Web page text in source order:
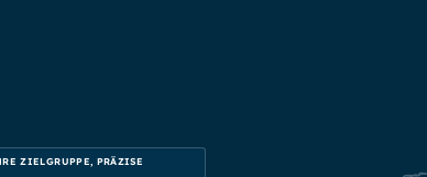
ZIELGRUPPE, PRÄZISE